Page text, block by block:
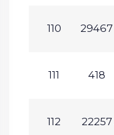
110 29467
111 418
112 22257